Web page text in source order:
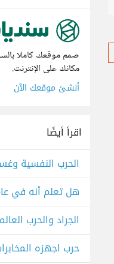
صمم موقعك كاملا
مكانك على الإنترنت.
أنشئ موقعك الآن
اقرأ أيضًا
الحرب النفسية
الجراد والحرب
حرب اجهزه